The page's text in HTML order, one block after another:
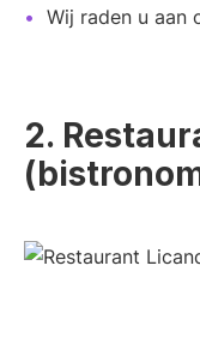
Wij raden u aan
2.